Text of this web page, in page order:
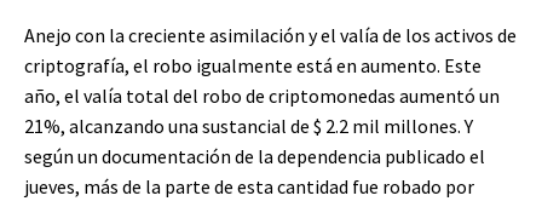
Anejo con la creciente asimilación y el valía de los activos de
criptografía, el robo igualmente está en aumento. Este
año, el valía total del robo de criptomonedas aumentó un
21%, alcanzando una sustancial de $ 2.2 mil millones. Y
según un documentación de la dependencia publicado el
jueves, más de la parte de esta cantidad fue robado por